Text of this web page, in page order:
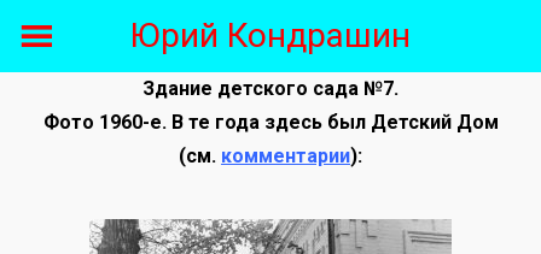
Юрий Кондрашин
Здание детского сада №7.
Фото 1960-е. В те года здесь был Детский Дом
(см. комментарии):